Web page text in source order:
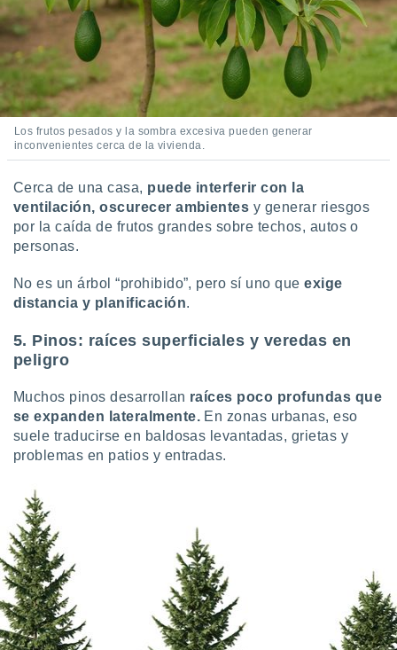
Los frutos pesados y la sombra excesiva pueden generar
inconvenientes cerca de la vivienda.
Cerca de una casa, puede interferir con la
ventilación, oscurecer ambientes y generar riesgos
por la caída de frutos grandes sobre techos, autos o
personas.
No es un árbol “prohibido”, pero sí uno queexige
distancia y planificación.
5. Pinos: raíces superficiales y veredas en
peligro
Muchos pinos desarrollan raíces poco profundas que
se expanden lateralmente. En zonas urbanas, eso
suele traducirse en baldosas levantadas, grietas y
problemas en patios y entradas.